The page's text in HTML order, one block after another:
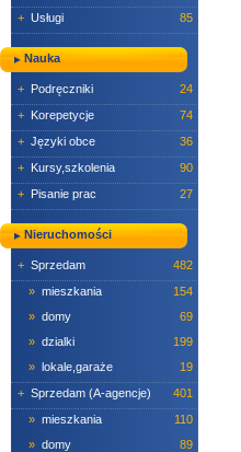
+ Usługi 85
Nauka
+ Podręczniki
24
+ Korepetycje
74
+ Języki obce
36
+ Kursy,szkolenia
90
+ Pisanie prac 27
Nieruchomości
+ Sprzedam
482
» mieszkania
154
» domy
69
» dzialki
199
» lokale,garaże
19
+ Sprzedam (A-agencje)
401
» mieszkania
110
» domy
89